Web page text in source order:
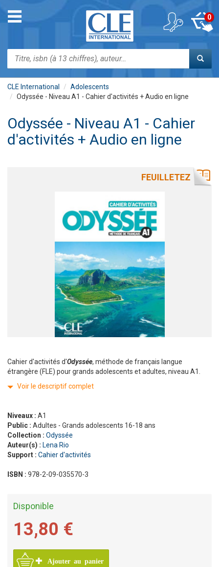
contenu
Toggle
navigation
Rechercher
0
CLE International
Adolescents
Odyssée - Niveau A1 - Cahier d'activités + Audio en ligne
Odyssée - Niveau A1 - Cahier
d'activités + Audio en ligne
FEUILLETEZ
Cahier d'activités d'Odyssée, méthode de français langue
étrangère (FLE) pour grands adolescents et adultes, niveau A1.
Voir le descriptif complet
Niveaux : A1
Public : Adultes - Grands adolescents 16-18 ans
Collection : Odyssée
Auteur(s) : Lena Rio
Support : Cahier d'activités
ISBN : 978-2-09-035570-3
Disponible
13,80 €
Ajouter au panier